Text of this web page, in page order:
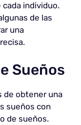
individuo.
de las
una
Sueños
de obtener una
sueños con
de sueños.